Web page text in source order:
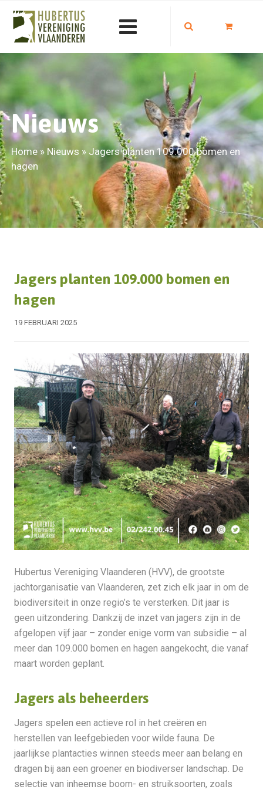
Nieuws
Home» Nieuws » Jagers planten 109.000 bomen en
hagen
Jagers planten 109.000 bomen en
hagen
19 FEBRUARI 2025
Hubertus Vereniging Vlaanderen (HVV), de grootste
jachtorganisatie van Vlaanderen, zet zich elk jaar in om de
biodiversiteit in onze regio’s te versterken. Dit jaar is
geen uitzondering. Dankzij de inzet van jagers zijn in de
afgelopen vijf jaar – zonder enige vorm van subsidie – al
meer dan 109.000 bomen en hagen aangekocht, die vanaf
maart worden geplant.
Jagers als beheerders
Jagers spelen een actieve rol in het creëren en
herstellen van leefgebieden voor wilde fauna. De
jaarlijkse plantacties winnen steeds meer aan belang en
dragen bij aan een groener en biodiverser landschap. De
selectie van inheemse boom- en struiksoorten, zoals